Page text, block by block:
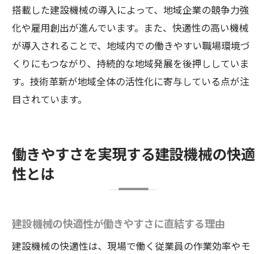
搭載した建設機械の導入によって、地域企業の競争力強
化や雇用創出が進んでいます。また、快適性の高い機械
が導入されることで、地域内での働きやすい職場環境づ
くりにもつながり、持続的な地域発展を後押ししていま
す。技術革新が地域全体の活性化に寄与している点が注
目されています。
働きやすさを実現する建設機械の快適
性とは
建設機械の快適性が働きやすさに直結する理由
建設機械の快適性は、現場で働く従業員の作業効率やモ